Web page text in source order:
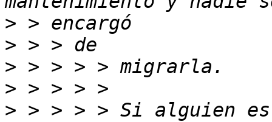
>
>
>
>
> > > > > Si alguien